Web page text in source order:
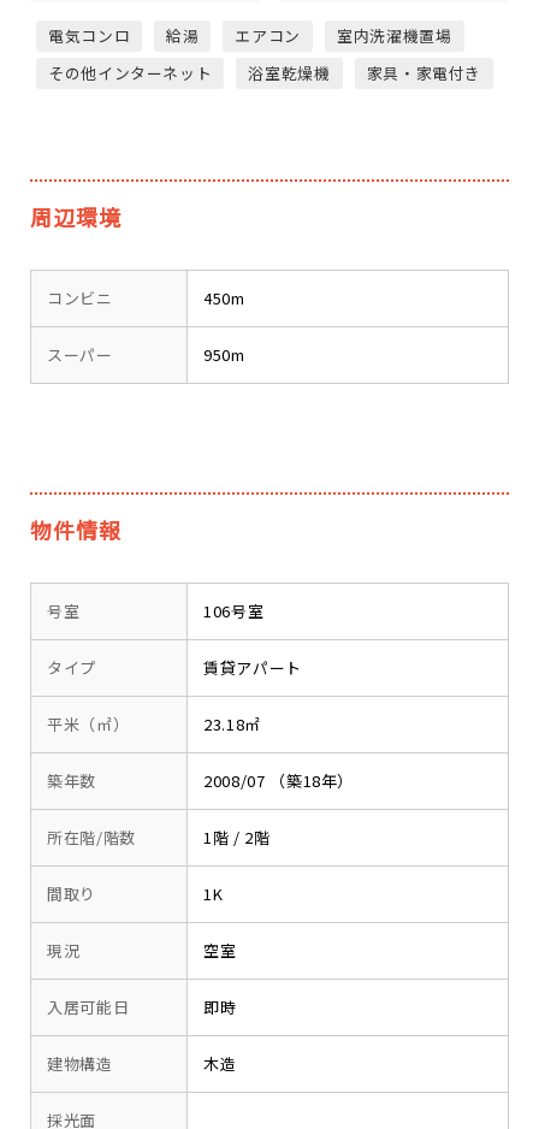
電気コンロ 給湯 エアコン
室内洗濯機置場
その他インターネット
浴室乾燥機 家具・家電付き
周辺環境
コンビニ 450m
スーパー 950m
物件情報
号室 106号室
タイプ 賃貸アパート
平米（㎡） 23.18㎡
築年数 2008/07 （築18年）
所在階/階数 1階 / 2階
間取り 1K
現況 空室
入居可能日 即時
建物構造 木造
採光面